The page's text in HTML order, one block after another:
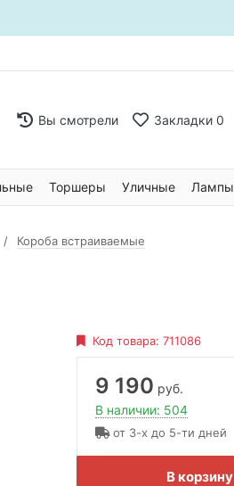
Вы смотрели Закладки 0
Торшеры Уличные Лампы
Короба встраиваемые
Код товара: 711086
9 190 руб.
В наличии: 504
от 3-х до 5-ти дней
В корзину